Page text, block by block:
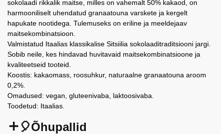
sokolaadi rikkalik maitse, milles on vahemalt 50% kakaod, on
harmooniliselt uhendatud granaatouna varskete ja kergelt
hapukate nootidega. Tulemuseks on eriline ja meeldejaav
maitsekombinatsioon.
Valmistatud Itaalias klassikalise Sitsiilia sokolaaditraditsiooni jargi.
Sobib neile, kes hindavad huvitavaid maitsekombinatsioone ja
kvaliteetseid tooteid.
Koostis: kakaomass, roosuhkur, naturaalne granaatouna aroom
0,2%.
Omadused: vegan, gluteenivaba, laktoosivaba.
Toodetud: Itaalias.
🎈Õhupallid